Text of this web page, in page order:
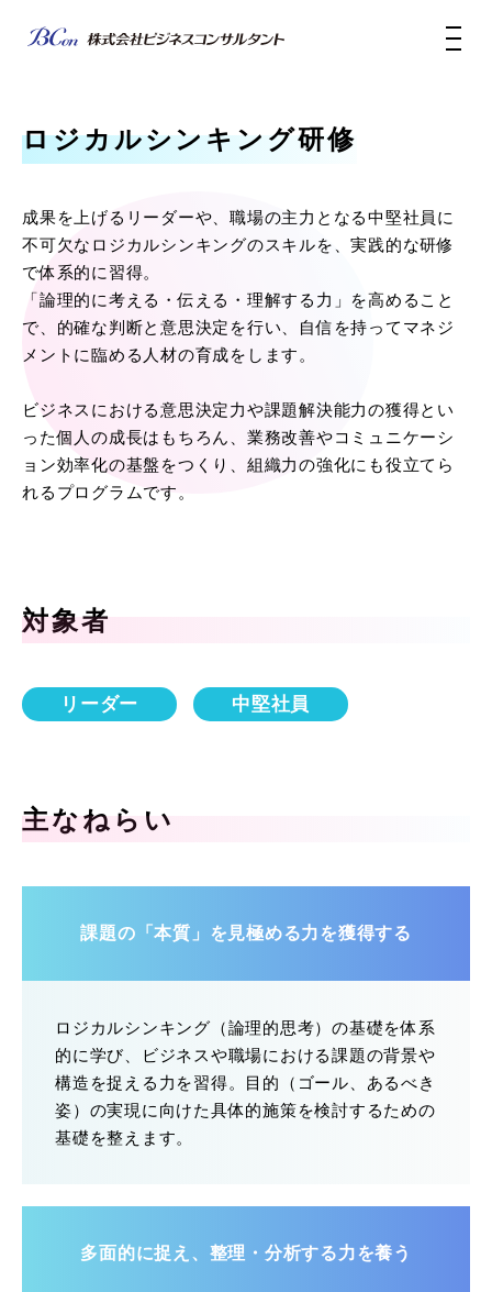
ロジカルシンキング研修
成果を上げるリーダーや、職場の主力となる中堅社員に
不可欠なロジカルシンキングのスキルを、実践的な研修
で体系的に習得。
「論理的に考える・伝える・理解する力」を高めること
で、的確な判断と意思決定を行い、自信を持ってマネジ
メントに臨める人材の育成をします。
ビジネスにおける意思決定力や課題解決能力の獲得とい
った個人の成長はもちろん、業務改善やコミュニケーシ
ョン効率化の基盤をつくり、組織力の強化にも役立てら
れるプログラムです。
対象者
リーダー 中堅社員
主なねらい
課題の「本質」を見極める力を獲得する
ロジカルシンキング（論理的思考）の基礎を体系
的に学び、ビジネスや職場における課題の背景や
構造を捉える力を習得。目的（ゴール、あるべき
姿）の実現に向けた具体的施策を検討するための
基礎を整えます。
多面的に捉え、整理・分析する力を養う